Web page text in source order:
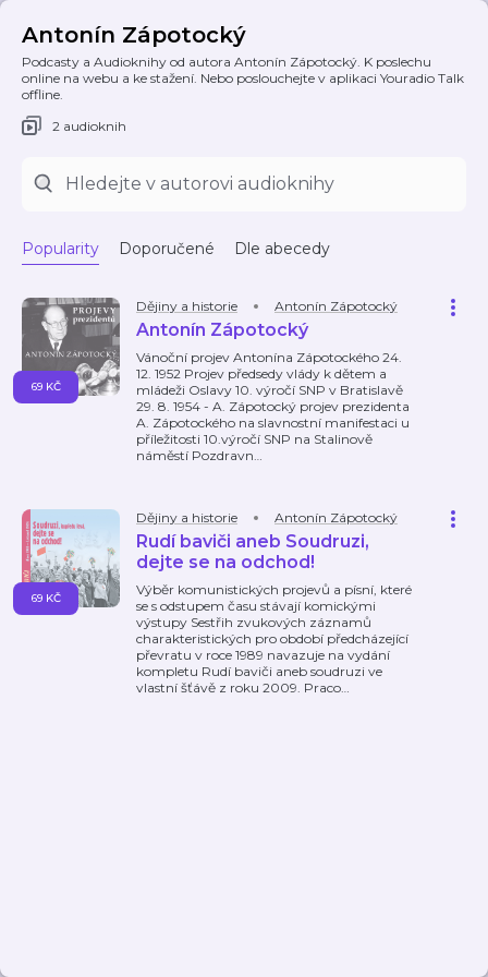
Antonín Zápotocký
Podcasty a Audioknihy od autora Antonín Zápotocký. K poslechu
online na webu a ke stažení. Nebo poslouchejte v aplikaci Youradio Talk
offline.
2 audioknih
Popularity Doporučené Dle abecedy
Dějiny a historie Antonín Zápotocký
Antonín Zápotocký
Vánoční projev Antonína Zápotockého 24.
12. 1952 Projev předsedy vlády k dětem a
mládeži Oslavy 10. výročí SNP v Bratislavě
29. 8. 1954 - A. Zápotocký projev prezidenta
A. Zápotockého na slavnostní manifestaci u
příležitosti 10.výročí SNP na Stalinově
náměstí Pozdravn…
69 KČ
Dějiny a historie Antonín Zápotocký
Rudí baviči aneb Soudruzi,
dejte se na odchod!
Výběr komunistických projevů a písní, které
se s odstupem času stávají komickými
výstupy Sestřih zvukových záznamů
charakteristických pro období předcházející
převratu v roce 1989 navazuje na vydání
kompletu Rudí baviči aneb soudruzi ve
vlastní šťávě z roku 2009. Praco…
69 KČ